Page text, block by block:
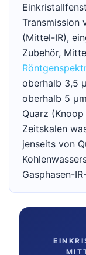
Transmission
(Mittel-IR),
Zubehör,
oberhalb 3,5
oberhalb 5
Quarz
Zeitskalen
jenseits von
Gasphasen-